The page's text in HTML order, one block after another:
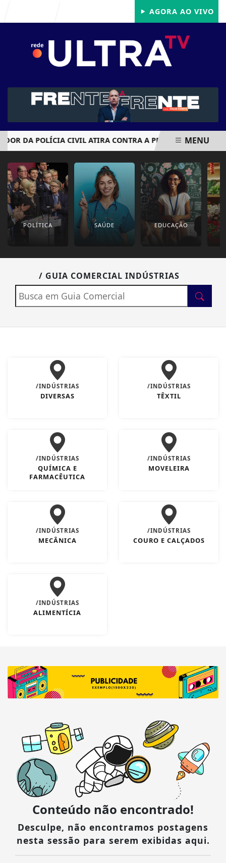
AGORA AO VIVO
DA POLÍCIA CIVIL ATIRA CONTRA A PRÓPRIA CABEÇA
EM ALTA
MENU
POLÍTICA SAÚDE EDUCAÇÃO
/ GUIA COMERCIAL INDÚSTRIAS
/INDÚSTRIAS
DIVERSAS
/INDÚSTRIAS
TÊXTIL
/INDÚSTRIAS
QUÍMICA E
FARMACÊUTICA
/INDÚSTRIAS
MOVELEIRA
/INDÚSTRIAS
MECÂNICA
/INDÚSTRIAS
COURO E CALÇADOS
/INDÚSTRIAS
ALIMENTÍCIA
Conteúdo não encontrado!
Desculpe, não encontramos postagens
nesta sessão para serem exibidas aqui.